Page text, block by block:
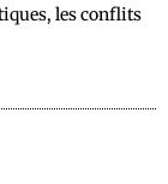
les conflits